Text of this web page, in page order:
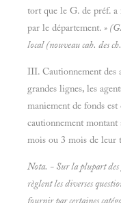
tort que le G. de préf.
par le département. »
local (nouveau cah. des
III. Cautionnement des
grandes lignes, les
maniement de fonds
cautionnement montant
mois ou 3 mois de leur
Nota. - Sur la plupart des
règlent les diverses
fournir par certaines